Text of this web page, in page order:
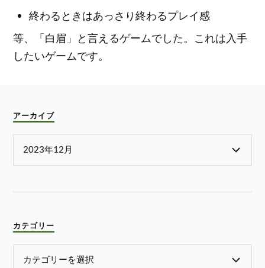
終わるときはあっさり終わるプレイ感
等、「白眉」と言えるゲームでした。これは入手
したいゲームです。
アーカイブ
カテゴリー